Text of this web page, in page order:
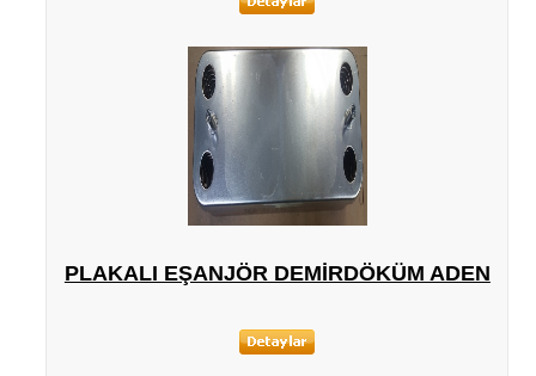
PLAKALI EŞANJÖR DEMIRDÖKÜM ADEN